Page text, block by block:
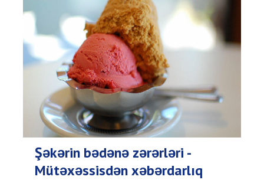
Şəkərin bədənə zərərləri -
Mütəxəssisdən xəbərdarlıq